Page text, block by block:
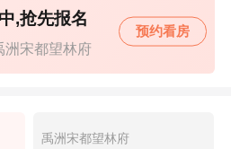
洲宋都望林府
,抢先报名
预约看房
禹洲宋都望林府